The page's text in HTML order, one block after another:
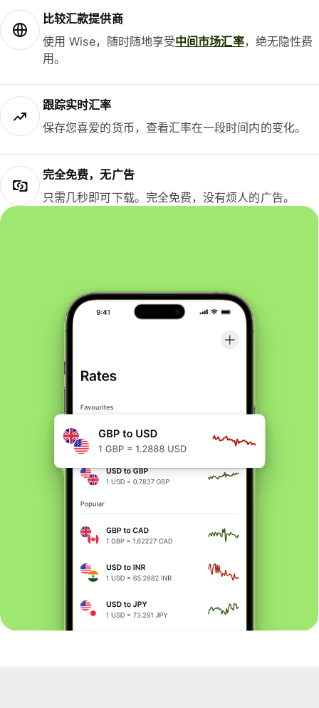
比较汇款提供商
使用 Wise，随时随地享受中间市场汇率，绝无隐性费
用。
跟踪实时汇率
保存您喜爱的货币，查看汇率在一段时间内的变化。
完全免费，无广告
只需几秒即可下载。完全免费，没有烦人的广告。